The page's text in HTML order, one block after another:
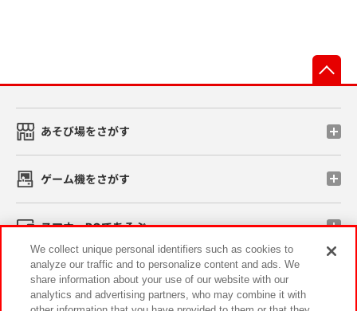
あそび場をさがす
ゲーム機をさがす
スマホ・PCであそぶ
イベント・キャンペーン
We collect unique personal identifiers such as cookies to
analyze our traffic and to personalize content and ads. We
share information about your use of our website with our
analytics and advertising partners, who may combine it with